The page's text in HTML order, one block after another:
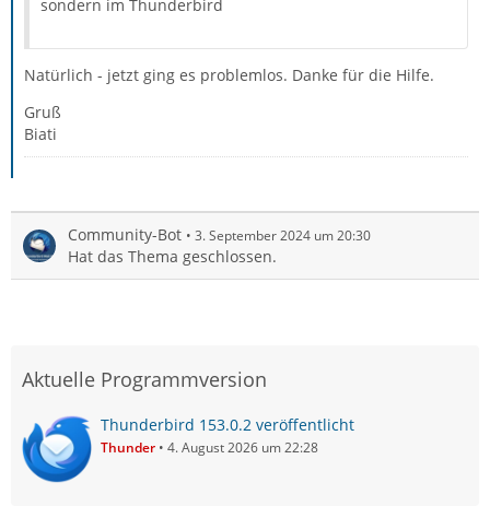
sondern im Thunderbird
Natürlich - jetzt ging es problemlos. Danke für die Hilfe.
Gruß
Biati
Community-Bot 3. September 2024 um 20:30
Hat das Thema geschlossen.
Aktuelle Programmversion
Thunderbird 153.0.2 veröffentlicht
Thunder 4. August 2026 um 22:28